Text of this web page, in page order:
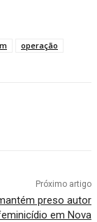
operação
Próximo artigo
preso autor
em Nova